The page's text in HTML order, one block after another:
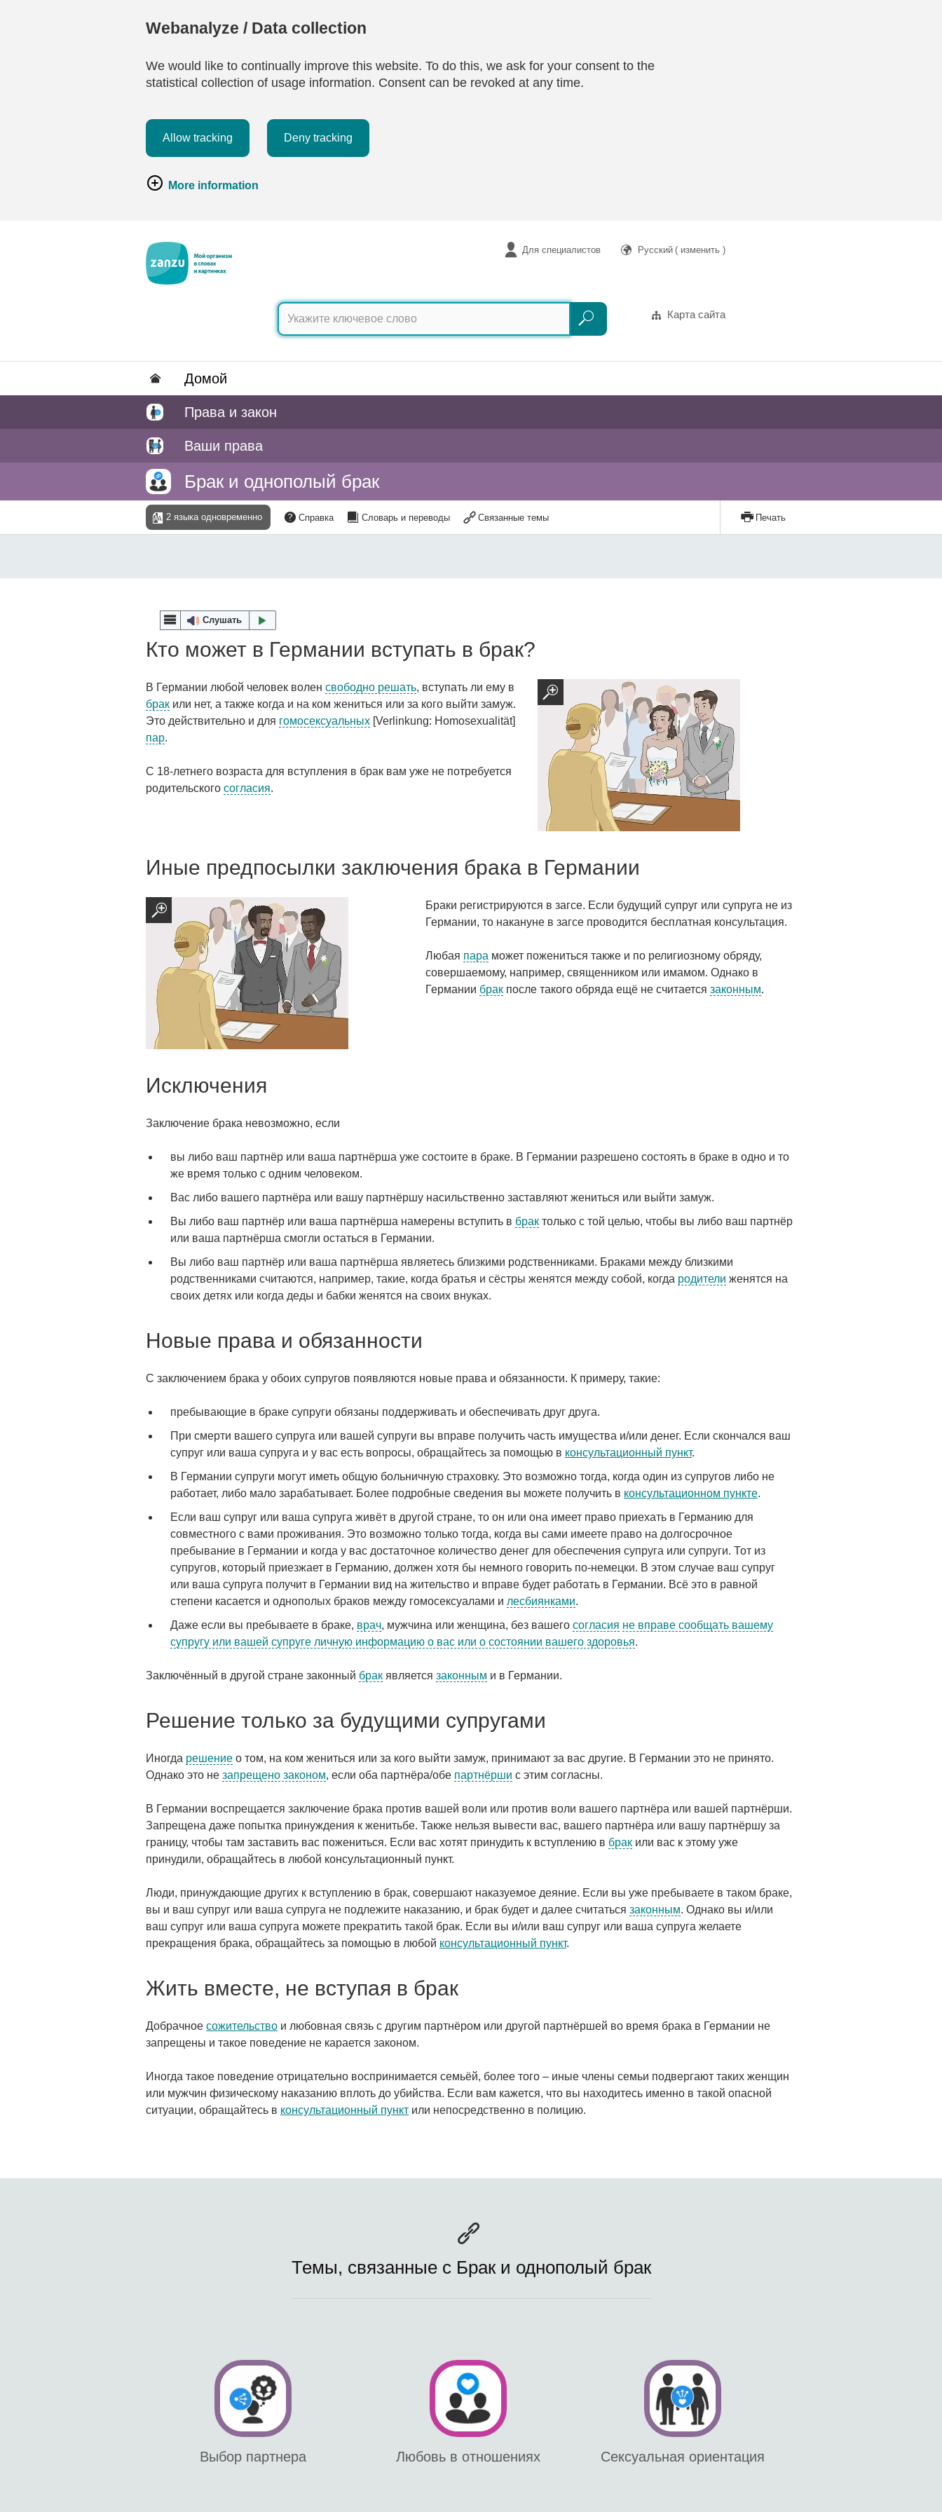
Webanalyze / Data collection
We would like to continually improve this website. To do this, we ask for your consent to the
statistical collection of usage information. Consent can be revoked at any time.
Allow tracking Deny tracking
More information
Для специалистов Русский ( изменить )
Поиск
Поиск
Карта сайта
Домой
Права и закон
Ваши права
Брак и однополый брак
2 языка одновременно Справка Словарь и переводы Связанные темы Печать
Слушать
Кто может в Германии вступать в брак?
В Германии любой человек волен свободно решать, вступать ли ему в
брак или нет, а также когда и на ком жениться или за кого выйти замуж.
Это действительно и для гомосексуальных [Verlinkung: Homosexualität]
пар.
С 18-летнего возраста для вступления в брак вам уже не потребуется
родительского согласия.
Иные предпосылки заключения брака в Германии
Браки регистрируются в загсе. Если будущий супруг или супруга не из
Германии, то накануне в загсе проводится бесплатная консультация.
Любая пара может пожениться также и по религиозному обряду,
совершаемому, например, священником или имамом. Однако в
Германии брак после такого обряда ещё не считаетсязаконным.
Исключения
Заключение брака невозможно, если
вы либо ваш партнёр или ваша партнёрша уже состоите в браке. В Германии разрешено состоять в браке в одно и то
же время только с одним человеком.
Вас либо вашего партнёра или вашу партнёршу насильственно заставляют жениться или выйти замуж.
Вы либо ваш партнёр или ваша партнёрша намерены вступить в брак только с той целью, чтобы вы либо ваш партнёр
или ваша партнёрша смогли остаться в Германии.
Вы либо ваш партнёр или ваша партнёрша являетесь близкими родственниками. Браками между близкими
родственниками считаются, например, такие, когда братья и сёстры женятся между собой, когда родители женятся на
своих детях или когда деды и бабки женятся на своих внуках.
Новые права и обязанности
С заключением брака у обоих супругов появляются новые права и обязанности. К примеру, такие:
пребывающие в браке супруги обязаны поддерживать и обеспечивать друг друга.
При смерти вашего супруга или вашей супруги вы вправе получить часть имущества и/или денег. Если скончался ваш
супруг или ваша супруга и у вас есть вопросы, обращайтесь за помощью в консультационный пункт.
В Германии супруги могут иметь общую больничную страховку. Это возможно тогда, когда один из супругов либо не
работает, либо мало зарабатывает. Более подробные сведения вы можете получить в консультационном пункте.
Если ваш супруг или ваша супруга живёт в другой стране, то он или она имеет право приехать в Германию для
совместного с вами проживания. Это возможно только тогда, когда вы сами имеете право на долгосрочное
пребывание в Германии и когда у вас достаточное количество денег для обеспечения супруга или супруги. Тот из
супругов, который приезжает в Германию, должен хотя бы немного говорить по-немецки. В этом случае ваш супруг
или ваша супруга получит в Германии вид на жительство и вправе будет работать в Германии. Всё это в равной
степени касается и однополых браков между гомосексуалами и лесбиянками.
Даже если вы пребываете в браке, врач, мужчина или женщина, без вашего согласия не вправе сообщать вашему
супругу или вашей супруге личную информацию о вас или о состоянии вашего здоровья.
Заключённый в другой стране законный брак является законным и в Германии.
Решение только за будущими супругами
Иногда решение о том, на ком жениться или за кого выйти замуж, принимают за вас другие. В Германии это не принято.
Однако это не запрещено законом, если оба партнёра/обе партнёрши с этим согласны.
В Германии воспрещается заключение брака против вашей воли или против воли вашего партнёра или вашей партнёрши.
Запрещена даже попытка принуждения к женитьбе. Также нельзя вывести вас, вашего партнёра или вашу партнёршу за
границу, чтобы там заставить вас пожениться. Если вас хотят принудить к вступлению в брак или вас к этому уже
принудили, обращайтесь в любой консультационный пункт.
Люди, принуждающие других к вступлению в брак, совершают наказуемое деяние. Если вы уже пребываете в таком браке,
вы и ваш супруг или ваша супруга не подлежите наказанию, и брак будет и далее считаться законным. Однако вы и/или
ваш супруг или ваша супруга можете прекратить такой брак. Если вы и/или ваш супруг или ваша супруга желаете
прекращения брака, обращайтесь за помощью в любой консультационный пункт.
Жить вместе, не вступая в брак
Добрачное сожительство и любовная связь c другим партнёром или другой партнёршей во время брака в Германии не
запрещены и такое поведение не карается законом.
Иногда такое поведение отрицательно воспринимается семьёй, более того – иные члены семьи подвергают таких женщин
или мужчин физическому наказанию вплоть до убийства. Если вам кажется, что вы находитесь именно в такой опасной
ситуации, обращайтесь в консультационный пункт или непосредственно в полицию.
Темы, связанные с Брак и однополый брак
Выбор партнера Любовь в отношениях Сексуальная ориентация